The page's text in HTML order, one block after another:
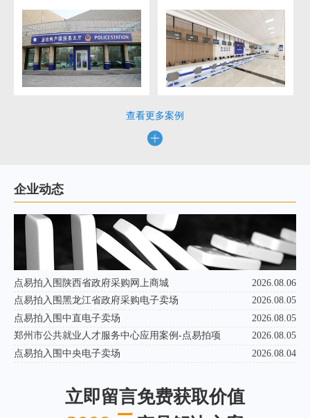
查看更多案例
企业动态
点易拍入围陕西省政府采购网上商城
2026.08.06
点易拍入围黑龙江省政府采购电子卖场
2026.08.05
点易拍入围中直电子卖场
2026.08.05
郑州市公共就业人才服务中心应用案例-点易拍项
2026.08.05
点易拍入围中央电子卖场
2026.08.04
立即留言免费获取价值